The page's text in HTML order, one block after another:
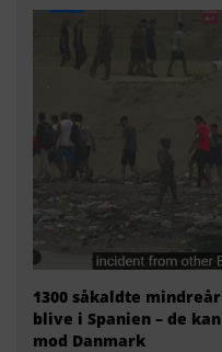
1300 såkaldte
blive i Spanien – de
mod Danmark